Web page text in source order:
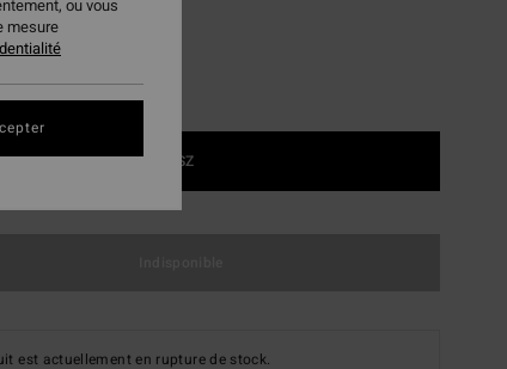
1SZ
est actuellement en rupture de stock.
ou vous
mesure